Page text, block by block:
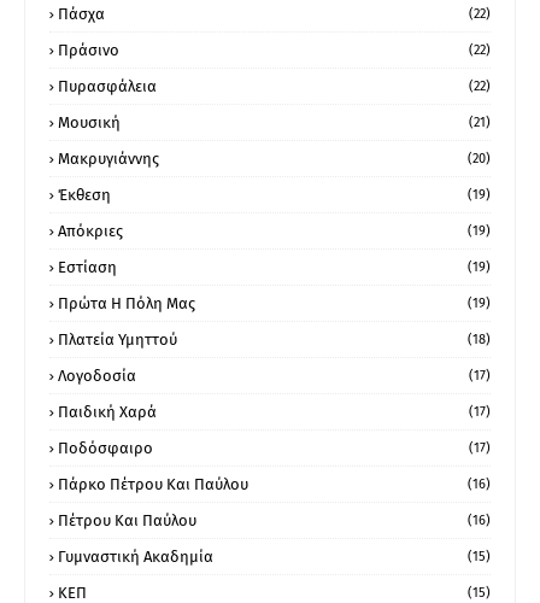
Πάσχα (22)
Πράσινο (22)
Πυρασφάλεια (22)
Μουσική (21)
Μακρυγιάννης (20)
Έκθεση (19)
Απόκριες (19)
Εστίαση (19)
Πρώτα Η Πόλη Μας (19)
Πλατεία Υμηττού (18)
Λογοδοσία (17)
Παιδική Χαρά (17)
Ποδόσφαιρο (17)
Πάρκο Πέτρου Και Παύλου (16)
Πέτρου Και Παύλου (16)
Γυμναστική Ακαδημία (15)
ΚΕΠ (15)